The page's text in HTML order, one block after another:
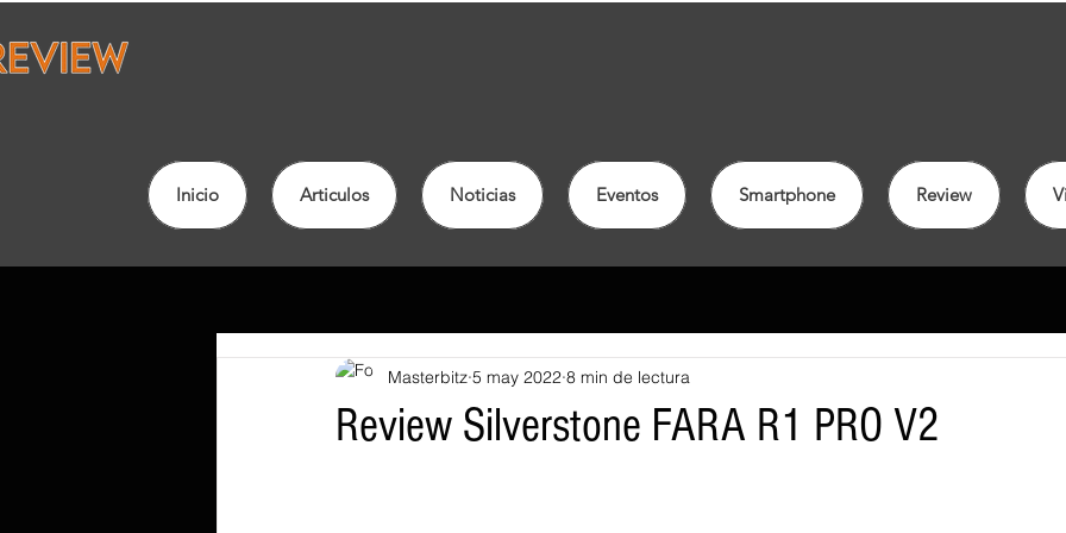
Inicio Articulos Noticias Eventos Smartphone Review
Review Silverstone FARA R1 PRO V2
Masterbitz 5 may 2022 8 min de lectura